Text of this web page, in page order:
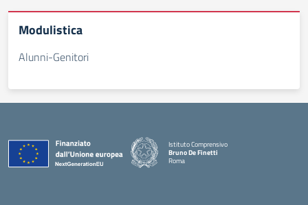
Modulistica
Alunni-Genitori
Istituto Comprensivo
Bruno De Finetti
Roma